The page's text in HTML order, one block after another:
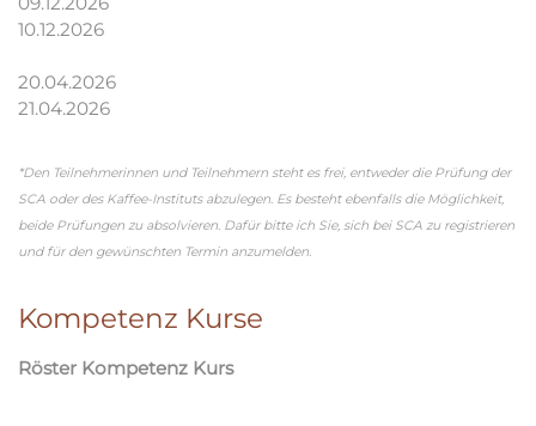
10.12.2026
20.04.2026
21.04.2026
*Den Teilnehmerinnen und Teilnehmern steht es frei, entweder die Prüfung der
SCA oder des Kaffee-Instituts abzulegen. Es besteht ebenfalls die Möglichkeit,
beide Prüfungen zu absolvieren. Dafür bitte ich Sie, sich bei SCA zu registrieren
und für den gewünschten Termin anzumelden.
Kompetenz Kurse
Röster Kompetenz Kurs